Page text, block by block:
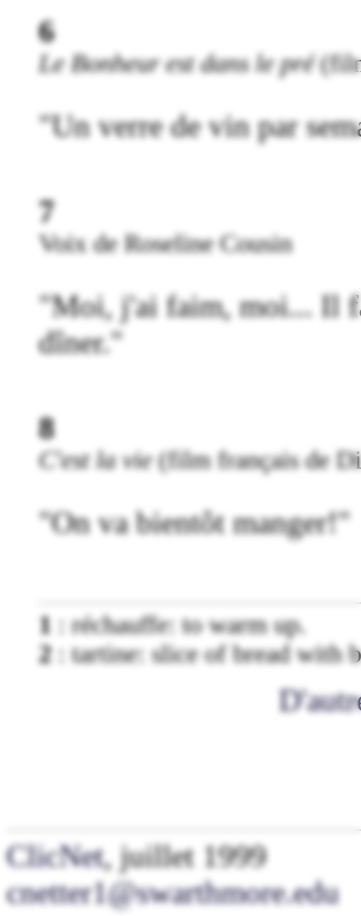
6
Le Bonheur est dans le pré
"Un verre de vin par
7
Voix de Roseline Cousin
"Moi, j'ai faim, moi... Il
dîner."
8
C'est la vie(film français de
"On va bientôt manger!"
1 :réchauffe: to warm up.
2:tartine: slice of bread with
ClicNet, juillet 1999
cnetter1@swarthmore.edu